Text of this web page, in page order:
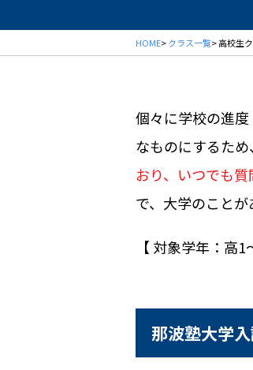
HOME>クラス一覧> 高校生
個々に学校の進
なものにするため
おり、いつでも
で、大学のことが
【 対象学年：高1
那波塾大学